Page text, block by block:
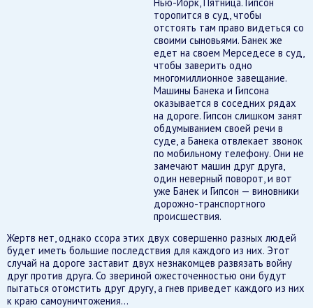
торопится в суд, чтобы
отстоять там право видеться со
своими сыновьями. Банек же
едет на своем Мерседесе в суд,
чтобы заверить одно
многомиллионное завещание.
Машины Банека и Гипсона
оказывается в соседних рядах
на дороге. Гипсон слишком занят
обдумыванием своей речи в
суде, а Банека отвлекает звонок
по мобильному телефону. Они не
замечают машин друг друга,
один неверный поворот, и вот
уже Банек и Гипсон — виновники
дорожно-транспортного
происшествия.
Жертв нет, однако ссора этих двух совершенно разных людей
будет иметь большие последствия для каждого из них. Этот
случай на дороге заставит двух незнакомцев развязать войну
друг против друга. Со звериной ожесточенностью они будут
пытаться отомстить друг другу, а гнев приведет каждого из них
к краю самоуничтожения…